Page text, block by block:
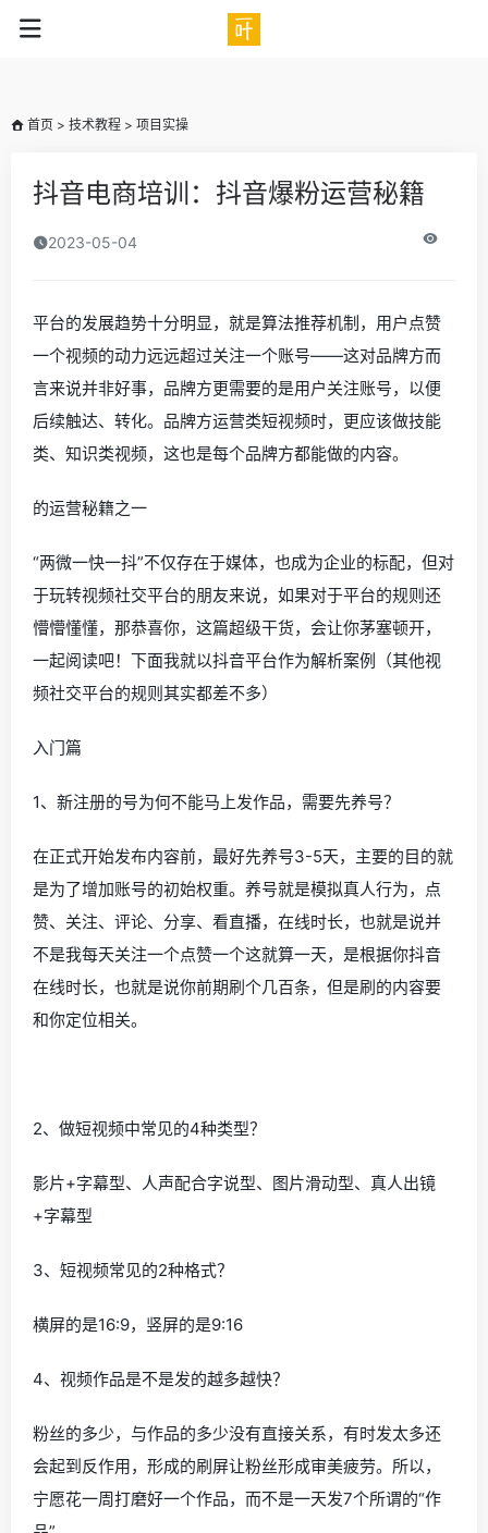
ae0dfad3
首页 > 技术教程 > 项目实操
抖音电商培训：抖音爆粉运营秘籍
2023-05-04
平台的发展趋势十分明显，就是算法推荐机制，用户点赞
一个视频的动力远远超过关注一个账号——这对品牌方而
言来说并非好事，品牌方更需要的是用户关注账号，以便
后续触达、转化。品牌方运营类短视频时，更应该做技能
类、知识类视频，这也是每个品牌方都能做的内容。
的运营秘籍之一
“两微一快一抖”不仅存在于媒体，也成为企业的标配，但对
于玩转视频社交平台的朋友来说，如果对于平台的规则还
懵懵懂懂，那恭喜你，这篇超级干货，会让你茅塞顿开，
一起阅读吧！下面我就以抖音平台作为解析案例（其他视
频社交平台的规则其实都差不多）
入门篇
1、新注册的号为何不能马上发作品，需要先养号？
在正式开始发布内容前，最好先养号3-5天，主要的目的就
是为了增加账号的初始权重。养号就是模拟真人行为，点
赞、关注、评论、分享、看直播，在线时长，也就是说并
不是我每天关注一个点赞一个这就算一天，是根据你抖音
在线时长，也就是说你前期刷个几百条，但是刷的内容要
和你定位相关。
2、做短视频中常见的4种类型？
影片+字幕型、人声配合字说型、图片滑动型、真人出镜
+字幕型
3、短视频常见的2种格式？
横屏的是16:9，竖屏的是9:16
4、视频作品是不是发的越多越快？
粉丝的多少，与作品的多少没有直接关系，有时发太多还
会起到反作用，形成的刷屏让粉丝形成审美疲劳。所以，
宁愿花一周打磨好一个作品，而不是一天发7个所谓的“作